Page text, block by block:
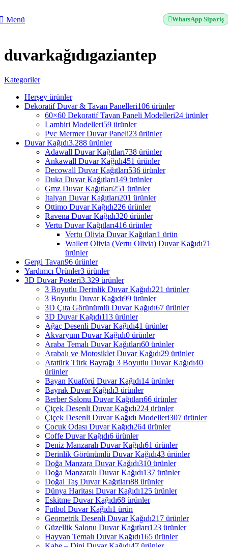
Menü
WhatsApp Sipariş
duvarkağıdıgaziantep
Kategoriler
Herşey ürünler
Dekoratif Duvar & Tavan Panelleri106 ürünler
60×60 Dekoratif Tavan Paneli Modelleri24 ürünler
Lambiri Modelleri59 ürünler
Pvc Mermer Duvar Paneli23 ürünler
Duvar Kağıdı3.288 ürünler
Adawall Duvar Kağıtları738 ürünler
Ankawall Duvar Kağıdı451 ürünler
Decowall Duvar Kağıtları536 ürünler
Duka Duvar Kağıtları149 ürünler
Gmz Duvar Kağıtları251 ürünler
İtalyan Duvar Kağıtları201 ürünler
Ottimo Duvar Kağıdı226 ürünler
Ravena Duvar Kağıdı320 ürünler
Vertu Duvar Kağıtları416 ürünler
Vertu Olivia Duvar Kağıtları1 ürün
Wallert Olivia (Vertu Olivia) Duvar Kağıdı71
ürünler
Gergi Tavan96 ürünler
Yardımcı Ürünler3 ürünler
3D Duvar Posteri3.329 ürünler
3 Boyutlu Derinlik Duvar Kağıdı221 ürünler
3 Boyutlu Duvar Kağıdı99 ürünler
3D Çıta Görünümlü Duvar Kağıdı67 ürünler
3D Duvar Kağıdı113 ürünler
Ağaç Desenli Duvar Kağıdı41 ürünler
Akvaryum Duvar Kağıdı0 ürünler
Araba Temalı Duvar Kağıtları60 ürünler
Arabalı ve Motosiklet Duvar Kağıdı29 ürünler
Atatürk Türk Bayrağı 3 Boyutlu Duvar Kağıdı40
ürünler
Bayan Kuaförü Duvar Kağıdı14 ürünler
Bayrak Duvar Kağıdı3 ürünler
Berber Salonu Duvar Kağıtları66 ürünler
Çiçek Desenli Duvar Kağıdı224 ürünler
Çiçek Desenli Duvar Kağıdı Modelleri307 ürünler
Çocuk Odası Duvar Kağıdı264 ürünler
Coffe Duvar Kağıdı6 ürünler
Deniz Manzaralı Duvar Kağıdı61 ürünler
Derinlik Görünümlü Duvar Kağıdı43 ürünler
Doğa Manzara Duvar Kağıdı310 ürünler
Doğa Manzaralı Duvar Kağıdı137 ürünler
Doğal Taş Duvar Kağıtları88 ürünler
Dünya Haritası Duvar Kağıdı125 ürünler
Eskitme Duvar Kağıdı68 ürünler
Futbol Duvar Kağıdı1 ürün
Geometrik Desenli Duvar Kağıdı217 ürünler
Güzellik Salonu Duvar Kağıtları123 ürünler
Hayvan Temalı Duvar Kağıdı165 ürünler